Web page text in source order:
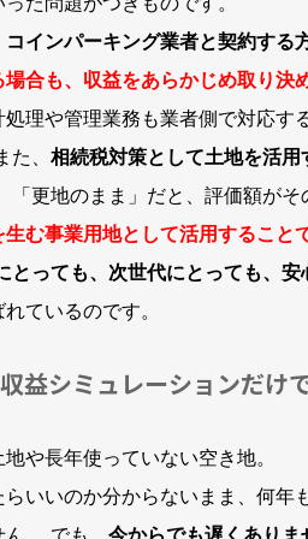
コインパーキング業者と契約する
場合も、収益をあらかじめ取り決
処理や管理業務も業者側で対応す
、 相続税対策として土地を活用
「更地のまま」だと、評価額が
生む事業用地として活用すること
とっても、次世代にとっても、
ているのです。
益シミュレーションだけ
や長年使っていない空き地。
らいいのか分からないまま、何